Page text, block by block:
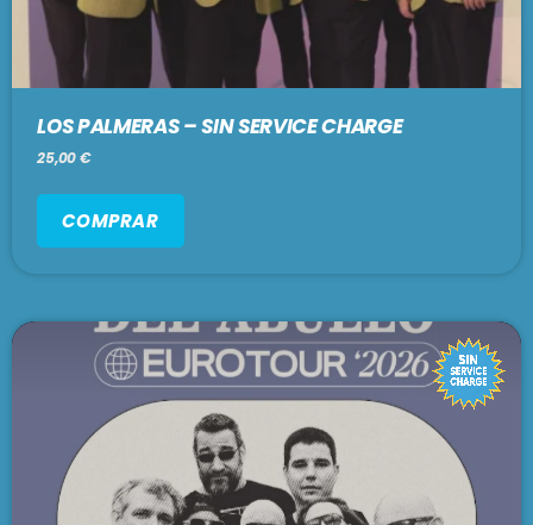
LOS PALMERAS – SIN SERVICE CHARGE
25,00€
COMPRAR